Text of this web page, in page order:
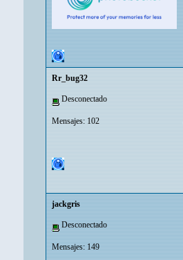
Rr_bug32
Desconectado
Mensajes: 102
jackgris
Desconectado
Mensajes: 149